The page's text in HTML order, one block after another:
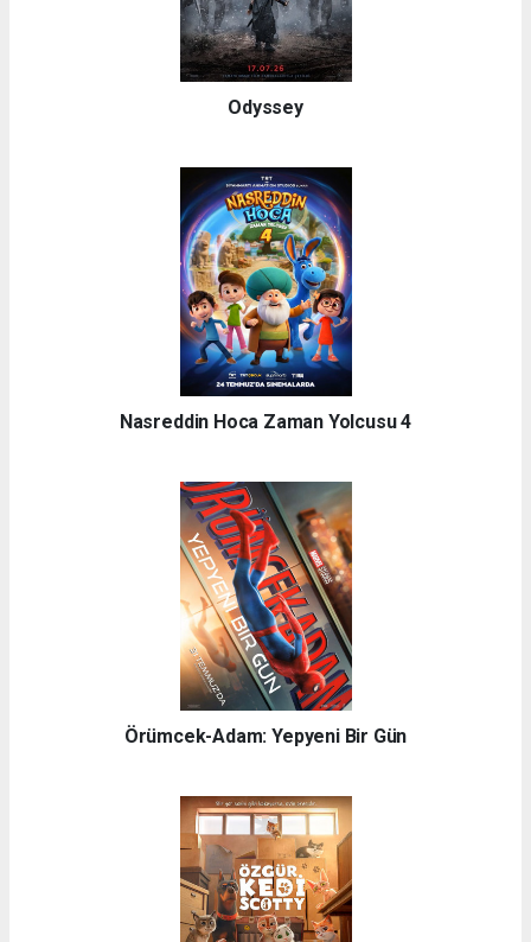
Odyssey
Nasreddin Hoca Zaman Yolcusu 4
Örümcek-Adam: Yepyeni Bir Gün